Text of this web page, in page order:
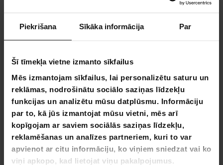
Piekrišana Sīkāka informācija Par
Šī tīmekļa vietne izmanto sīkfailus
Mēs izmantojam sīkfailus, lai personalizētu saturu un
reklāmas, nodrošinātu sociālo saziņas līdzekļu
funkcijas un analizētu mūsu datplūsmu. Informāciju
par to, kā jūs izmantojat mūsu vietni, mēs arī
kopīgojam ar saviem sociālās saziņas līdzekļu,
reklamēšanas un analīzes partneriem, kuri to var
apvienot ar citu informāciju, ko viņiem sniedzat vai ko
viņi apkopo, kad lietojat viņu pakalpojumus.
zonu. Tādējādi jūs varat iegūt stilīgu aizsardzību un ēnu
mīļākajām augiem vai krāšņām vītņām, jūs varat
pievienot savam pagalmam papildu romantikas, stila vai
kaimiņu skatieniem!
Turklāt mūsu sortimentā esošie daudzpusīgie pergolas
ir aprīkoti ar atveramām žalūziju jumtiņiem. Tādējādi,
aizverot jumtu, jūs iegūstat ēnu un aizsardzību no
lietus. No otras puses, jūs varat regulēt žalūzijas un
izlemt, cik daudz saules gaismas katru dienu vēlaties
ielaist savā atpūtas zonā! Stilīgs interjera elements
jūsu pagalmā, kas darbojas jebkurā laikā!